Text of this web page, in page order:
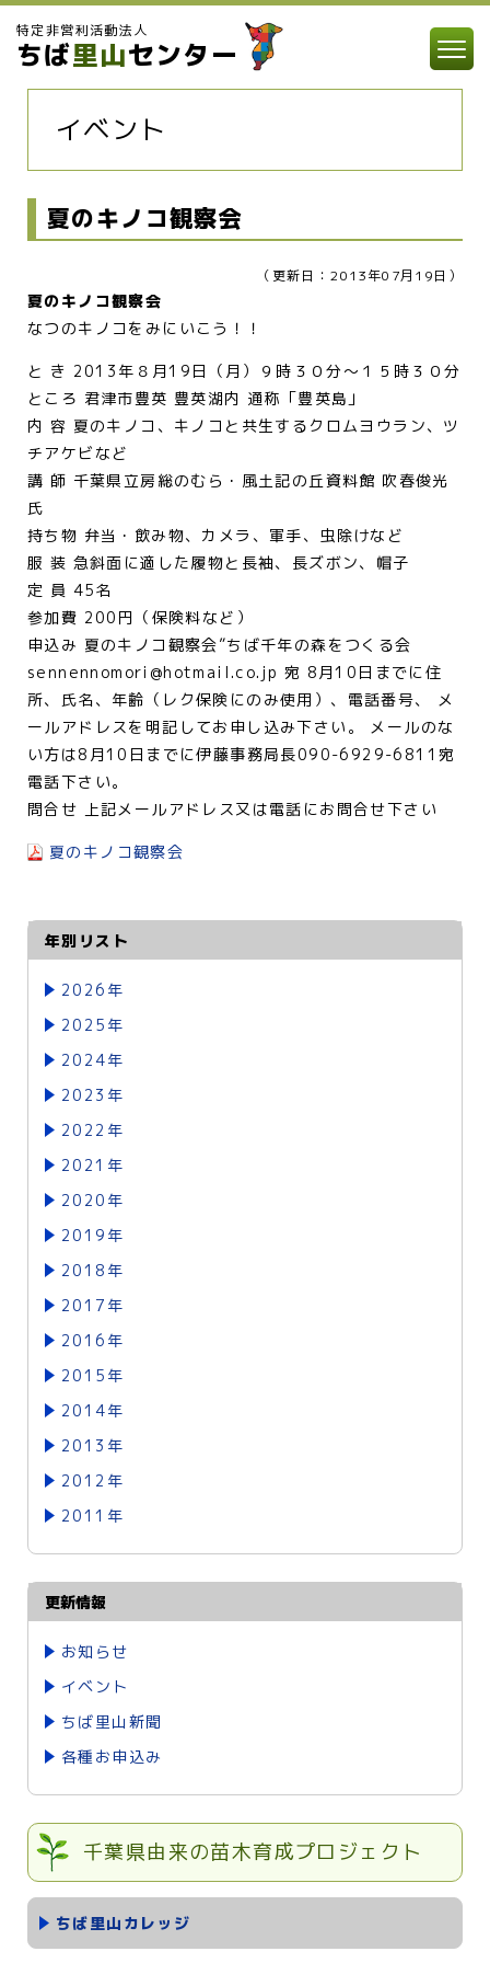
特定非営利活動法人
ちば里山センター
イベント
夏のキノコ観察会
（更新日：2013年07月19日）
夏のキノコ観察会
なつのキノコをみにいこう！！
と き 2013年８月19日（月）９時３０分～１５時３０分
ところ 君津市豊英 豊英湖内 通称「豊英島」
内 容 夏のキノコ、キノコと共生するクロムヨウラン、ツ
チアケビなど
講 師 千葉県立房総のむら・風土記の丘資料館 吹春俊光
氏
持ち物 弁当・飲み物、カメラ、軍手、虫除けなど
服 装 急斜面に適した履物と長袖、長ズボン、帽子
定 員 45名
参加費 200円（保険料など）
申込み 夏のキノコ観察会”ちば千年の森をつくる会
sennennomori@hotmail.co.jp 宛 8月10日までに住
所、氏名、年齢（レク保険にのみ使用）、電話番号、 メ
ールアドレスを明記してお申し込み下さい。 メールのな
い方は8月10日までに伊藤事務局長090-6929-6811宛
電話下さい。
問合せ 上記メールアドレス又は電話にお問合せ下さい
夏のキノコ観察会
年別リスト
2026年
2025年
2024年
2023年
2022年
2021年
2020年
2019年
2018年
2017年
2016年
2015年
2014年
2013年
2012年
2011年
更新情報
お知らせ
イベント
ちば里山新聞
各種お申込み
千葉県由来の苗木育成プロジェクト
ちば里山カレッジ